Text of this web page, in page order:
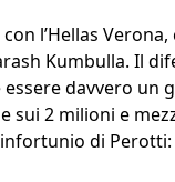
l’Hellas
Kumbulla. Il
davvero un
sui 2 milioni e
di